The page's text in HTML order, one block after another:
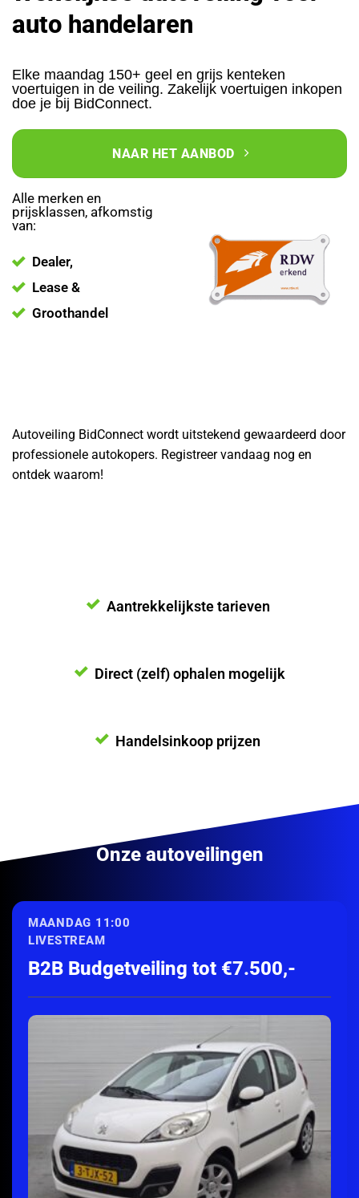
auto handelaren
Elke maandag 150+ geel en grijs kenteken
voertuigen in de veiling. Zakelijk voertuigen inkopen
doe je bij BidConnect.
NAAR HET AANBOD
Alle merken en
prijsklassen, afkomstig
van:
Dealer,
Lease &
Groothandel
Autoveiling BidConnect wordt uitstekend gewaardeerd door
professionele autokopers. Registreer vandaag nog en
ontdek waarom!
Aantrekkelijkste tarieven
Direct (zelf) ophalen mogelijk
Handelsinkoop prijzen
Onze autoveilingen
MAANDAG 11:00
LIVESTREAM
B2B Budgetveiling tot €7.500,-